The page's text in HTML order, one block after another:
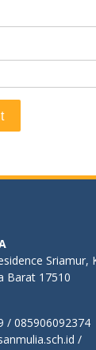
Sriamur,
Barat 17510
/ 085906092374
/